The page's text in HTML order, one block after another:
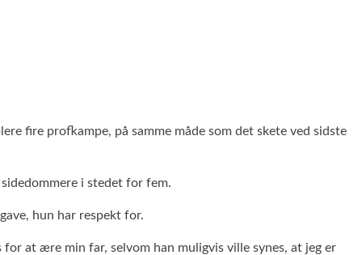
fire profkampe, på samme måde som det skete ved sidste
i stedet for fem.
hun har respekt for.
at ære min far, selvom han muligvis ville synes, at jeg er